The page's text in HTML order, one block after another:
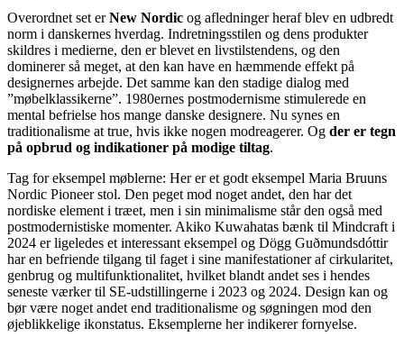
Overordnet set erNew Nordic og afledninger heraf blev en udbredt
norm i danskernes hverdag. Indretningsstilen og dens produkter
skildres i medierne, den er blevet en livstilstendens, og den
dominerer så meget, at den kan have en hæmmende effekt på
designernes arbejde. Det samme kan den stadige dialog med
”møbelklassikerne”. 1980ernes postmodernisme stimulerede en
mental befrielse hos mange danske designere. Nu synes en
traditionalisme at true, hvis ikke nogen modreagerer. Og der er tegn
på opbrud og indikationer på modige tiltag.
Tag for eksempel møblerne: Her er et godt eksempel Maria Bruuns
Nordic Pioneer stol. Den peget mod noget andet, den har det
nordiske element i træet, men i sin minimalisme står den også med
postmodernistiske momenter. Akiko Kuwahatas bænk til Mindcraft i
2024 er ligeledes et interessant eksempel og Dögg Guðmundsdóttir
har en befriende tilgang til faget i sine manifestationer af cirkularitet,
genbrug og multifunktionalitet, hvilket blandt andet ses i hendes
seneste værker til SE-udstillingerne i 2023 og 2024. Design kan og
bør være noget andet end traditionalisme og søgningen mod den
øjeblikkelige ikonstatus. Eksemplerne her indikerer fornyelse.